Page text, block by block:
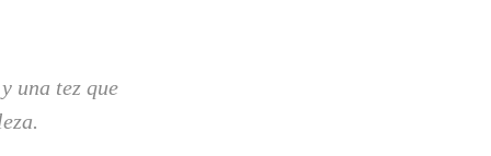
una tez que